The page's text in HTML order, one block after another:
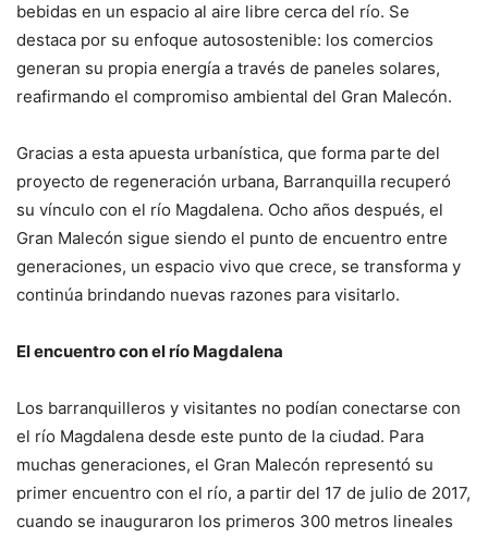
bebidas en un espacio al aire libre cerca del río. Se
destaca por su enfoque autosostenible: los comercios
generan su propia energía a través de paneles solares,
reafirmando el compromiso ambiental del Gran Malecón.
Gracias a esta apuesta urbanística, que forma parte del
proyecto de regeneración urbana, Barranquilla recuperó
su vínculo con el río Magdalena. Ocho años después, el
Gran Malecón sigue siendo el punto de encuentro entre
generaciones, un espacio vivo que crece, se transforma y
continúa brindando nuevas razones para visitarlo.
El encuentro con el río Magdalena
Los barranquilleros y visitantes no podían conectarse con
el río Magdalena desde este punto de la ciudad. Para
muchas generaciones, el Gran Malecón representó su
primer encuentro con el río, a partir del 17 de julio de 2017,
cuando se inauguraron los primeros 300 metros lineales